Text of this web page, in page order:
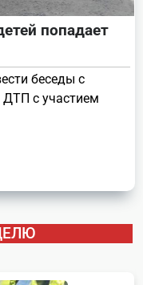
попадает
беседы с
с участием